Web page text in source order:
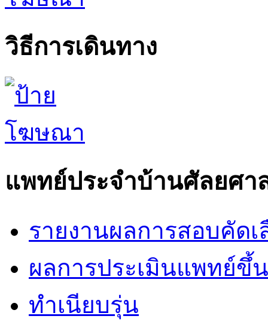
วิธีการเดินทาง
แพทย์ประจำบ้านศัลยศา
รายงานผลการสอบคัดเ
ผลการประเมินแพทย์ขึ้
ทำเนียบรุ่น